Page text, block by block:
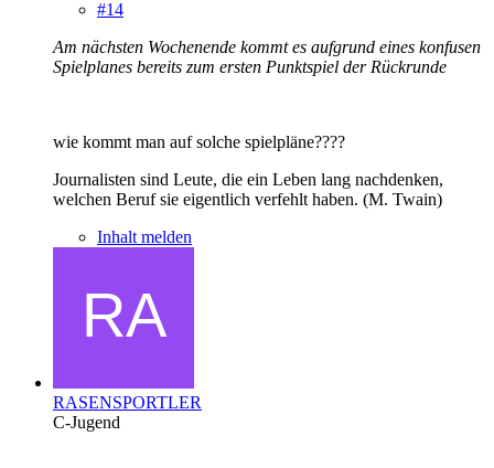
#14
Am nächsten Wochenende kommt es aufgrund eines konfusen
Spielplanes bereits zum ersten Punktspiel der Rückrunde
wie kommt man auf solche spielpläne????
Journalisten sind Leute, die ein Leben lang nachdenken,
welchen Beruf sie eigentlich verfehlt haben. (M. Twain)
Inhalt melden
RASENSPORTLER
C-Jugend